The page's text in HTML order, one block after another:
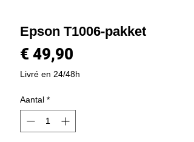
Epson T1006-pakket
€ 49,90
Livré en 24/48h
Aantal *